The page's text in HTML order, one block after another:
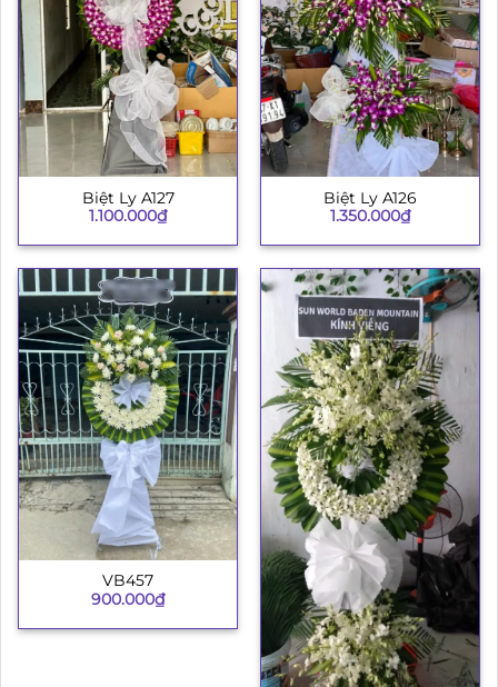
Biệt Ly A127
1.100.000₫
Biệt Ly A126
1.350.000₫
VB457
900.000₫